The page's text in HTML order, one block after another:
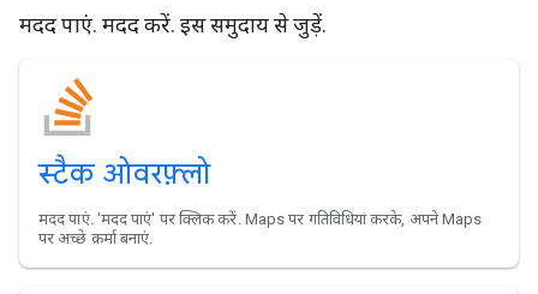
मदद पाएं. मदद करें. इस समुदाय से जुड़ें.
स्टैक ओवरफ़्लो
मदद पाएं. 'मदद पाएं' पर क्लिक करें. Maps पर गतिविधियां करके, अपने Maps
पर अच्छे क़र्मा बनाएं.